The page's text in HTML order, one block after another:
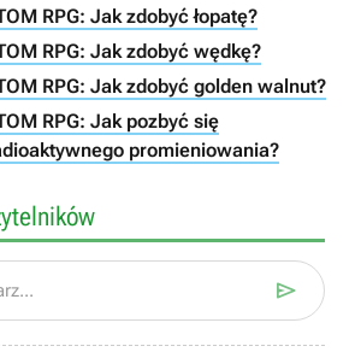
RPG: Jak zdobyć łopatę?
RPG: Jak zdobyć wędkę?
RPG: Jak zdobyć golden walnut?
RPG: Jak pozbyć się
promieniowania?
